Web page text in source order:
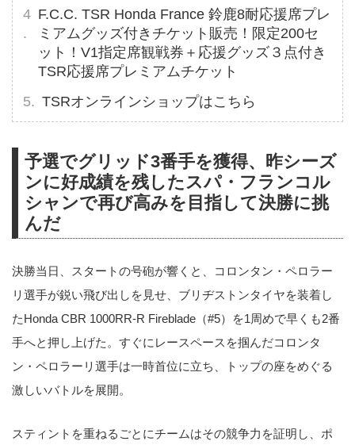
F.C.C. TSR Honda France 鈴鹿8耐応援席プレ
ミアムグッズ付きチケット販売！限定200セ
ット！V1指定席観戦券＋応援グッズ３点付き
TSR応援席プレミアムチケット
TSRオンラインショップはこちら
予選でグリッド3番手を獲得、昨シーズ
ンに好成績を残したスパ・フランコル
シャンで再び高みを目指して決勝に挑
んだ
決勝当日、スタートの号砲が響くと、コロンタン・ペロラー
リ選手が鋭い飛び出しを見せ、ブリヂストンタイヤを装着し
たHonda CBR 1000RR-R Fireblade（#5）を1周めで早くも2番
手へと押し上げた。すぐにレースペースを掴んだコロンタ
ン・ペロラーリ選手は一時首位に立ち、トップの座をめぐる
激しいバトルを展開。
スティントを重ねるごとにチームはその競争力を証明し、ポ